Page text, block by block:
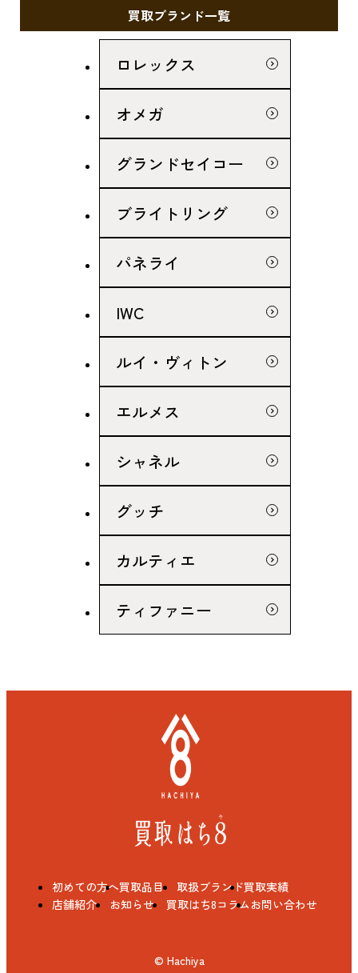
買取ブランド一覧
ロレックス
オメガ
グランドセイコー
ブライトリング
パネライ
IWC
ルイ・ヴィトン
エルメス
シャネル
グッチ
カルティエ
ティファニー
初めての方へ買取品目 取扱ブランド買取実績
店舗紹介
お知らせ 買取はち8コラムお問い合わせ
© Hachiya